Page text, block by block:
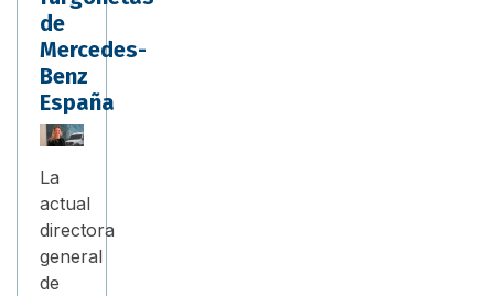
de
Mercedes-
Benz
España
La
actual
directora
general
de